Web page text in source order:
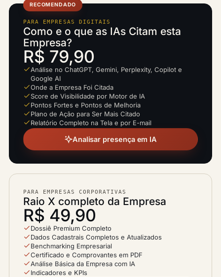
RECOMENDADO
PARA EMPRESAS DIGITAIS
Como e o que as IAs Citam esta
Empresa?
R$ 79,90
Análise no ChatGPT, Gemini, Perplexity, Copilot e
Google AI
Onde a Empresa Foi Citada
Score de Visibilidade por Motor de IA
Pontos Fortes e Pontos de Melhoria
Plano de Ação para Ser Mais Citado
Relatório Completo na Tela e por E-mail
Analisar presença em IA
PARA EMPRESAS CORPORATIVAS
Raio X completo da Empresa
R$ 49,90
Dossiê Premium Completo
Dados Cadastrais Completos e Atualizados
Benchmarking Empresarial
Certificado e Comprovantes em PDF
Análise Básica da Empresa com IA
Indicadores e KPIs